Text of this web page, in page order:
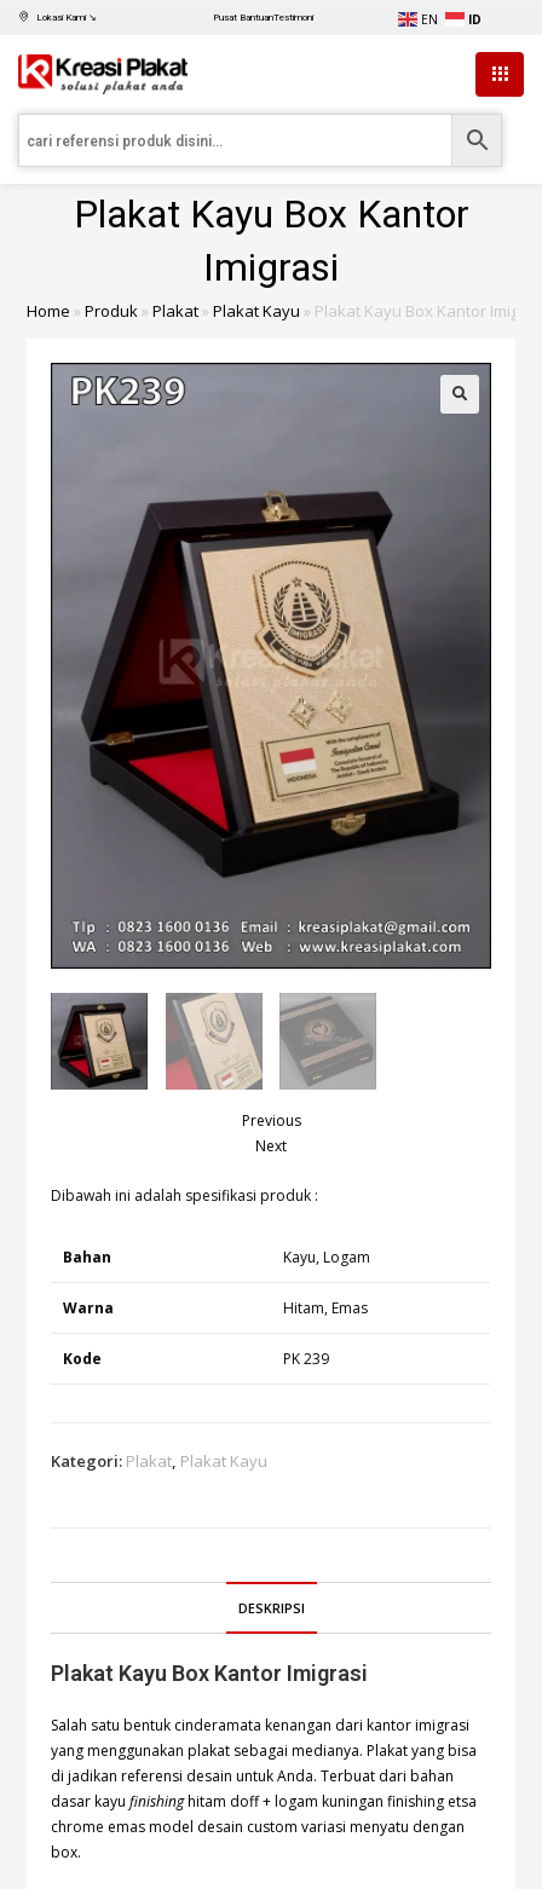
Lokasi Kami ↘ Pusat BantuanTestimoni EN ID
Plakat Kayu Box Kantor
Imigrasi
Home »Produk»Plakat»Plakat Kayu » Plakat Kayu Box Kantor
Previous
Next
Dibawah ini adalah spesifikasi produk :
Bahan Kayu, Logam
Warna Hitam, Emas
Kode PK 239
Kategori: Plakat, Plakat Kayu
DESKRIPSI
Plakat Kayu Box Kantor Imigrasi
Salah satu bentuk cinderamata kenangan dari kantor imigrasi
yang menggunakan plakat sebagai medianya. Plakat yang bisa
di jadikan referensi desain untuk Anda. Terbuat dari bahan
dasar kayufinishinghitam doff + logam kuningan finishing etsa
chrome emas model desain custom variasi menyatu dengan
box.